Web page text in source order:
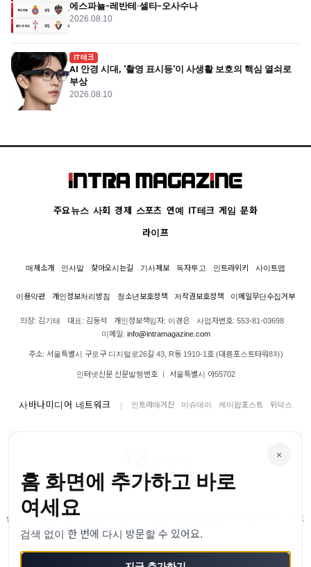
에스파뇰-레반테·셀타-오사수나
2026.08.10
IT테크
AI 안경 시대, '촬영 표시등'이 사생활 보호의 핵심 열쇠로
부상
2026.08.10
주요뉴스 사회 경제 스포츠 연예 IT테크 게임 문화
라이프
매체소개 인사말 찾아오시는길 기사제보 독자투고 인트라위키 사이트맵
이용약관 개인정보처리방침 청소년보호정책 저작권보호정책 이메일무단수집거부
의장: 김기태 대표: 김동석 개인정보책임자: 이경은
사업자번호: 553-81-03698
이메일: info@intramagazine.com
주소: 서울특별시 구로구 디지털로26길 43, R동 1910-1호 (대륭포스트타워8차)
인터넷신문 신문발행번호 ㅣ 서울특별시 아55702
사바나미디어 네트워크 인트라매거진 이슈데이 케이팝포스트 위닥스
인트라매거진의 모든 콘텐츠(기사)는 저작권법의 보호를 받으며, 무단 전재, 복사, 배포
등을 금합니다.
© 2024–2026 인트라매거진. All Rights Reserved
×
홈 화면에 추가하고 바로
여세요
검색 없이 한 번에 다시 방문할 수 있어요.